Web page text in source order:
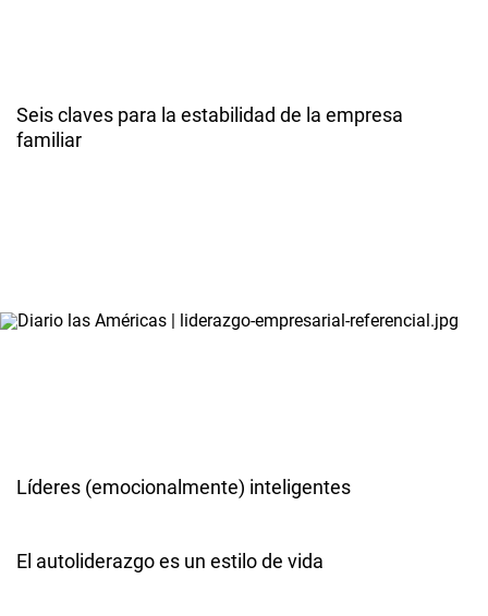
Seis claves para la estabilidad de la empresa
familiar
Líderes (emocionalmente) inteligentes
El autoliderazgo es un estilo de vida